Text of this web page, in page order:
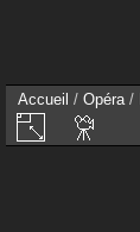
Accueil / Opéra/